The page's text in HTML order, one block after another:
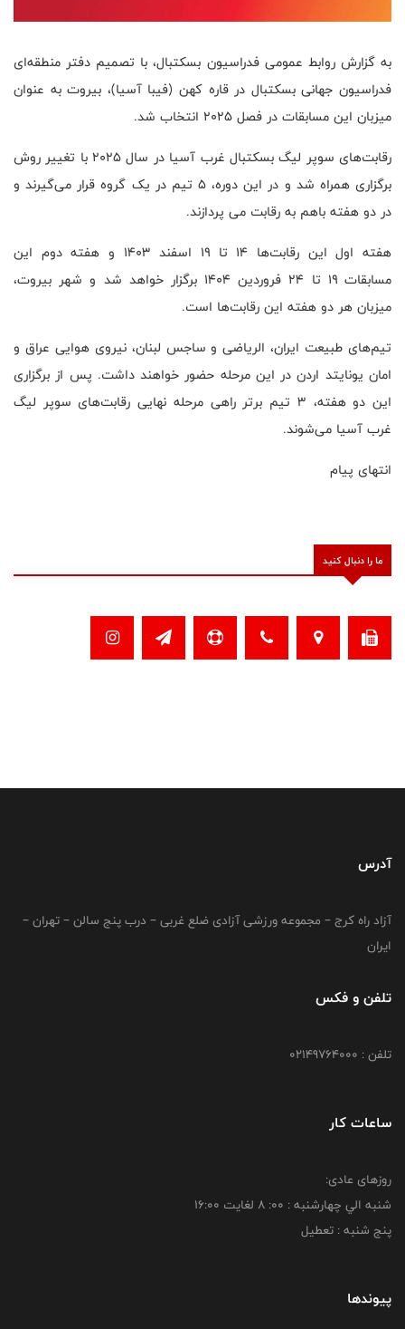
به گزارش روابط عمومی فدراسیون بسکتبال، با تصمیم دفتر منطقه‌ای
فدراسیون جهانی بسکتبال در قاره کهن (فیبا آسیا)، بیروت به عنوان
میزبان این مسابقات در فصل ۲۰۲۵ انتخاب شد.
رقابت‌های سوپر لیگ بسکتبال غرب آسیا در سال ۲۰۲۵ با تغییر روش
برگزاری همراه شد و در این دوره، ۵ تیم در یک گروه قرار می‌گیرند و
در دو هفته باهم به رقابت می پردازند.
هفته اول این رقابت‌ها ۱۴ تا ۱۹ اسفند ۱۴۰۳ و هفته دوم این
مسابقات ۱۹ تا ۲۴ فروردین ۱۴۰۴ برگزار خواهد شد و شهر بیروت،
میزبان هر دو هفته این رقابت‌ها است.
تیم‌های طبیعت ایران، الریاضی و ساجس لبنان، نیروی هوایی عراق و
امان یونایتد اردن در این مرحله حضور خواهند داشت. پس از برگزاری
این دو هفته، ۳ تیم برتر راهی مرحله نهایی رقابت‌های سوپر لیگ
غرب آسیا می‌شوند.
انتهای پیام
ما را دنبال کنید
آدرس
آزاد راه کرج – مجموعه ورزشی آزادی ضلع غربی – درب پنج سالن – تهران –
ایران
تلفن و فکس
تلفن : 02149764000
ساعات کار
روزهای عادی:
شنبه الي چهارشنبه : 00: 8 لغايت 16:00
پنج شنبه : تعطیل
پیوندها